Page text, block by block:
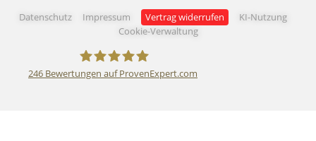
Datenschutz Impressum Vertrag widerrufen
KI-Nutzung
Cookie-Verwaltung
246 Bewertungen auf ProvenExpert.com